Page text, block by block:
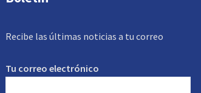
Recibe las últimas noticias a tu correo
Tu correo electrónico